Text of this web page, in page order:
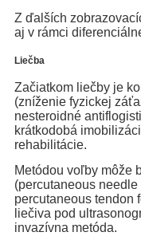
Z ďalších
aj v rámci
Liečba
Začiatkom liečby je
(zníženie fyzickej
nesteroidné
krátkodobá
rehabilitácie.
Metódou voľby môže
(percutaneous
percutaneous tendon
liečiva pod
invazívna metóda.